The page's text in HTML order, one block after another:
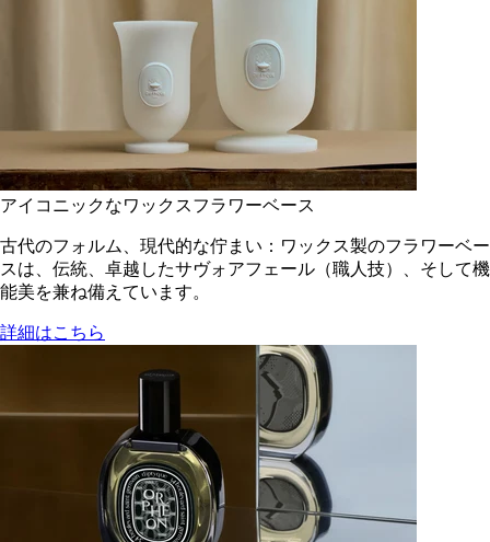
アイコニックなワックスフラワーベース
古代のフォルム、現代的な佇まい：ワックス製のフラワーベー
スは、伝統、卓越したサヴォアフェール（職人技）、そして機
能美を兼ね備えています。
詳細はこちら